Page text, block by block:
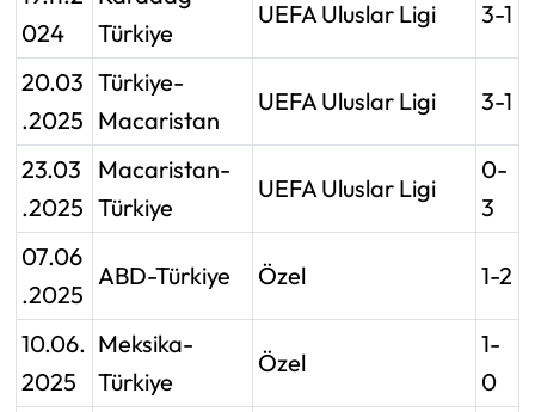
024
Türkiye
UEFA Uluslar Ligi 3-1
20.03
.2025
Türkiye-
Macaristan
UEFA Uluslar Ligi 3-1
23.03
.2025
Macaristan-
Türkiye
UEFA Uluslar Ligi
0-
3
07.06
.2025
ABD-Türkiye Özel 1-2
10.06.
2025
Meksika-
Türkiye
Özel
1-
0